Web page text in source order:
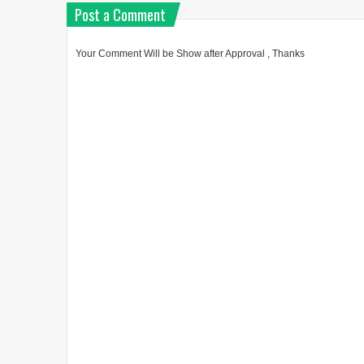
Post a Comment
Your Comment Will be Show after Approval , Thanks